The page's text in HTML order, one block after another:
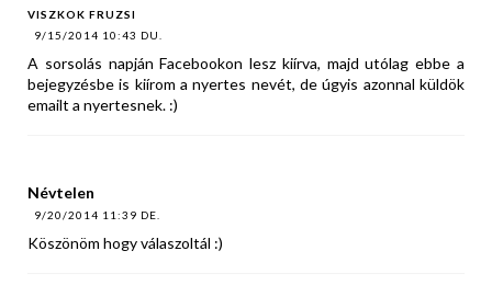
VISZKOK FRUZSI
9/15/2014 10:43 DU.
A sorsolás napján Facebookon lesz kiírva, majd utólag ebbe a
bejegyzésbe is kiírom a nyertes nevét, de úgyis azonnal küldök
emailt a nyertesnek. :)
Névtelen
9/20/2014 11:39 DE.
Köszönöm hogy válaszoltál :)